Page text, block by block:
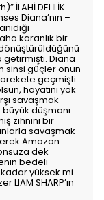
İLAHİ DELİLİK
Diana’nın –
karanlık bir
getirmişti. Diana
sinsi güçler onun
geçmişti.
hayatını yok
savaşmak
düşmanı
zihnini bir
savaşmak
Amazon
dek
bedeli
yüksek mi
LIAM SHARP’ın